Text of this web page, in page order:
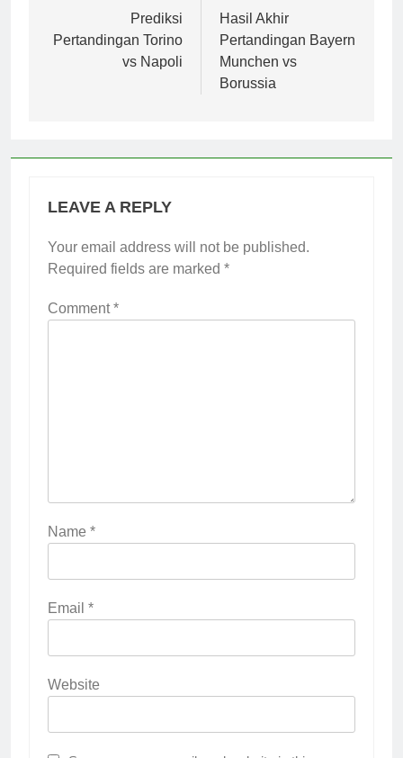
navigationPrediksi
Pertandingan Torino
vs Napoli
Hasil Akhir
Pertandingan Bayern
Munchen vs
Borussia
LEAVE A REPLY
Your email address will not be published.
Required fields are marked *
Comment*
Name *
Email *
Website